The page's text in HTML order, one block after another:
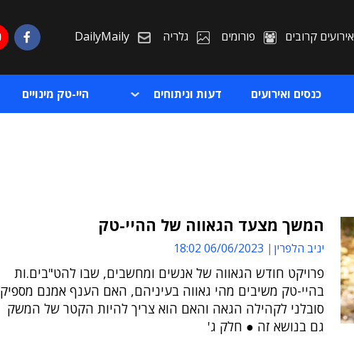
אירועים קרובים פורומים גלריה DailyMaily
כנסים ואירועים דעות וניתוחים היי-טק מינויים
המשך מצעד הגאווה של ההיי-טק
יניב הלפרין 06/06/2023 18:02
פרויקט חודש הגאווה של אנשים ומחשבים, שבו להט"בים.ות
בהיי-טק משיבים מהי גאווה בעיניהם, האם הענף אמנם מספיק
סובלני לקהילה הגאה והאם הוא צריך להיות הקטר של המשק
גם בנושא זה ● חלק ג'